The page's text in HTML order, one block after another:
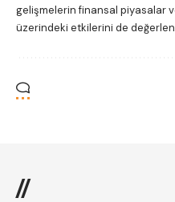
gelişmelerin finansal piyasalar
üzerindeki etkilerini de
//